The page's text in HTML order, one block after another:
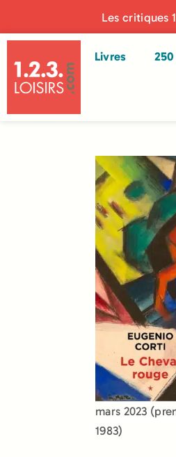
Les critiques
Livres
mars 2023
1983)